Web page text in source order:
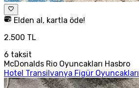
Elden al, kartla öde!
2.500 TL
6 taksit
McDonalds Rio Oyuncakları Hasbro
Hotel Transilvanya Figür Oyuncakları